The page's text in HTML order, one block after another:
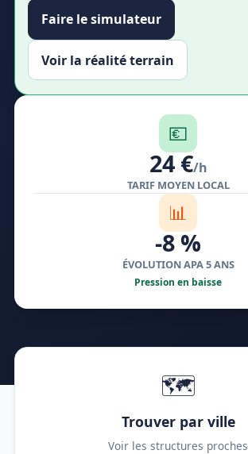
Faire le simulateur
Voir la réalité terrain
💶
24 €/h
TARIF MOYEN LOCAL
📊
-8 %
ÉVOLUTION APA 5 ANS
Pression en baisse
🗺️
Trouver par ville
Voir les structures proches